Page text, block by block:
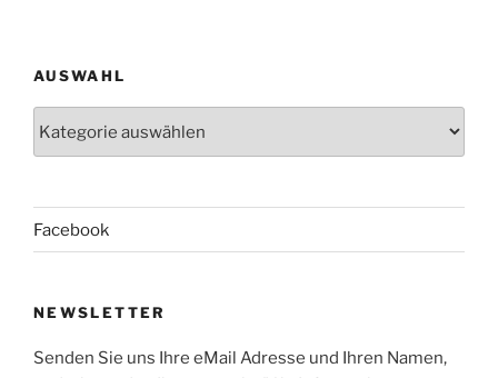
AUSWAHL
Facebook
NEWSLETTER
Senden Sie uns Ihre eMail Adresse und Ihren Namen,